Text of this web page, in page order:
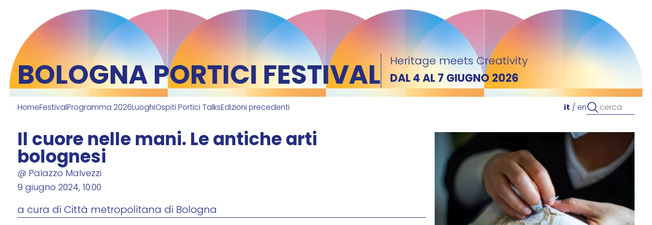
BOLOGNA PORTICI FESTIVAL Heritage meets Creativity
DAL 4 AL 7 GIUGNO 2026
HomeFestivalProgramma 2026LuoghiOspiti Portici TalksEdizioni precedenti it/en
Il cuore nelle mani. Le antiche arti
bolognesi
@ Palazzo Malvezzi
9 giugno 2024, 10:00
a cura di Città metropolitana di Bologna